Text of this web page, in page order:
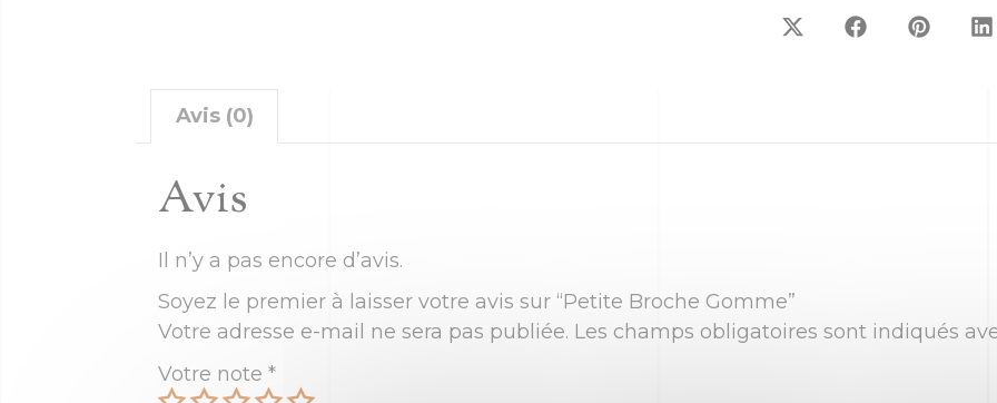
Avis (0)
Avis
Il n’y a pas encore d’avis.
Soyez le premier à laisser votre avis sur “Petite Broche Gomme”
Votre adresse e-mail ne sera pas publiée. Les champs obligatoires sont indiqués
Votre note *